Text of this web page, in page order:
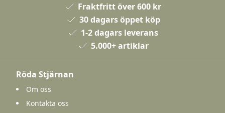
Fraktfritt över 600 kr
30 dagars öppet köp
1-2 dagars leverans
5.000+ artiklar
Röda Stjärnan
Om oss
Kontakta oss